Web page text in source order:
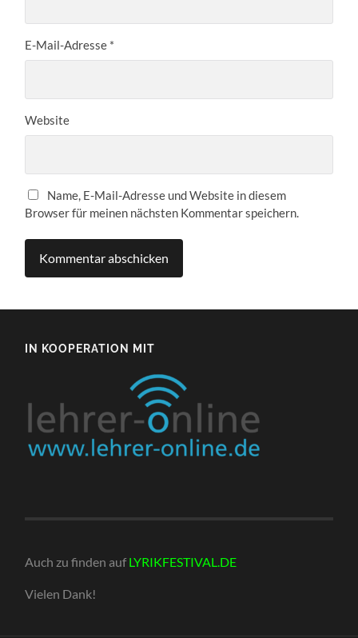
E-Mail-Adresse *
Website
Name, E-Mail-Adresse und Website in diesem
Browser für meinen nächsten Kommentar speichern.
IN KOOPERATION MIT
Auch zu finden auf LYRIKFESTIVAL.DE
Vielen Dank!